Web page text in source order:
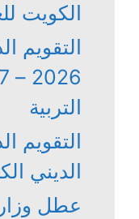
الكويت للعام
التقويم
التربية
التقويم
الديني الكويت
عطل